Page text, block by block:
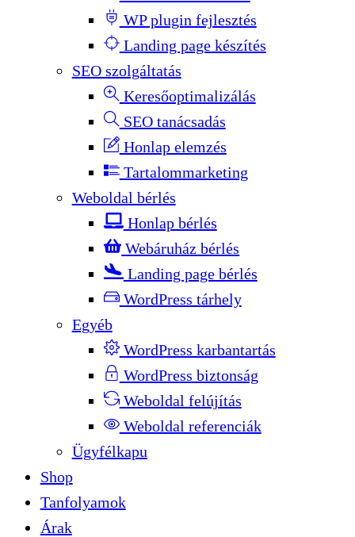
WP plugin fejlesztés
Landing page készítés
SEO szolgáltatás
Keresőoptimalizálás
SEO tanácsadás
Honlap elemzés
Tartalommarketing
Weboldal bérlés
Honlap bérlés
Webáruház bérlés
Landing page bérlés
WordPress tárhely
Egyéb
WordPress karbantartás
WordPress biztonság
Weboldal felújítás
Weboldal referenciák
Ügyfélkapu
Shop
Tanfolyamok
Árak